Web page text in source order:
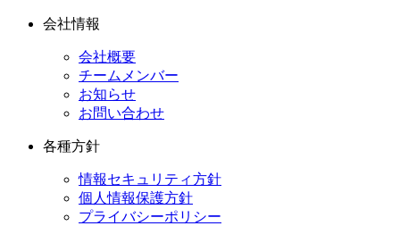
会社情報
会社概要
チームメンバー
お知らせ
お問い合わせ
各種方針
情報セキュリティ方針
個人情報保護方針
プライバシーポリシー